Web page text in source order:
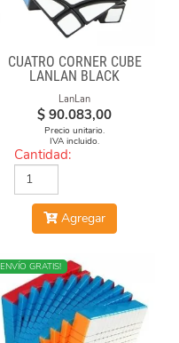
CUATRO CORNER CUBE
LANLAN BLACK
LanLan
$ 90.083,00
Precio unitario.
IVA incluido.
Cantidad:
Agregar
NUEVO
ENVÍO GRATIS!